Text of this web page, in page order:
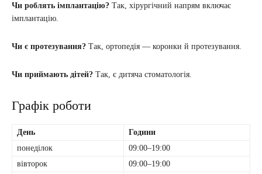
Чи роблять імплантацію? Так, хірургічний напрям включає
імплантацію.
Чи є протезування? Так, ортопедія — коронки й протезування.
Чи приймають дітей? Так, є дитяча стоматологія.
Графік роботи
День
Години
понеділок
09:00–19:00
вівторок
09:00–19:00